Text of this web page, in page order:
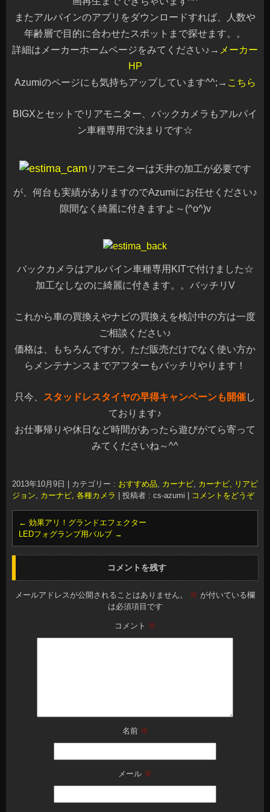
またアルパインのアプリをダウンロードすれば、人数や
年齢層で目的に合わせたスポットまで探せます。。
詳細はメーカーホームページをみてください♪→ メーカー
HP
Azumiのページにも気持ちアップしています^^;→ こちら
BIGXとセットでリアモニター、バックカメラもアルパイ
ン車種専用で決まりです☆
リアモニターは天井の加工が必要です
が、何台も実績がありますのでAzumiにお任せください♪
隙間なく綺麗に付きますよ～(^o^)v
バックカメラはアルパイン車種専用KITで付けました☆
加工なしなのに綺麗に付きます。。バッチリV
これから車の買換えやナビの買換えを検討中の方は一度
ご相談ください♪
価格は、もちろんですが。ただ販売だけでなく使い方か
らメンテナンスまでアフターもバッチリやります！
只今、 スタッドレスタイヤの早得キャンペーンも開催し
ております♪
お仕事帰りや休日など時間があったら遊びがてら寄って
みてくださいね～^^
2013年10月9日 カテゴリー : おすすめ品, カーナビ, カーナビ, リアビ
ジョン, カーナビ, 各種カメラ 投稿者 : cs-azumi コメントをどうぞ
← 効果アリ！グランドエフェクター
LEDフォグランプ用バルブ →
コメントを残す
メールアドレスが公開されることはありません。 ※ が付いている欄
は必須項目です
コメント ※
名前 ※
メール ※